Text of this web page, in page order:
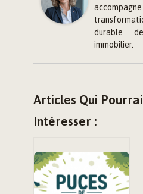
durable
immobilier.
Articles Qui
Intéresser :